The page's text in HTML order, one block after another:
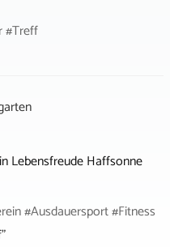
#Treff
Lebensfreude Haffsonne
#Ausdauersport #Fitness